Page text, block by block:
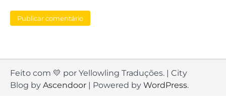
Feito com 💛 por Yellowling Traduções. | City
Blog by Ascendoor | Powered by WordPress.